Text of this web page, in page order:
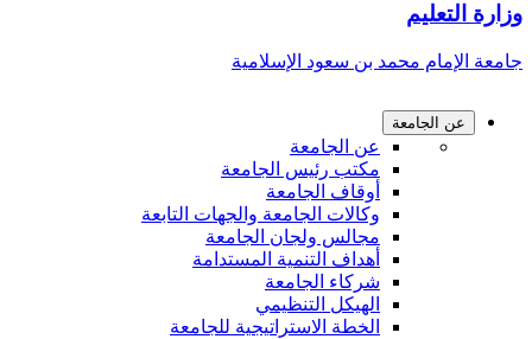
وزارة التعليم
جامعة الإمام محمد بن سعود الإسلامية
عن الجامعة
عن الجامعة
مكتب رئيس الجامعة
أوقاف الجامعة
وكالات الجامعة والجهات التابعة
مجالس ولجان الجامعة
أهداف التنمية المستدامة
شركاء الجامعة
الهيكل التنظيمي
الخطة الاستراتيجية للجامعة